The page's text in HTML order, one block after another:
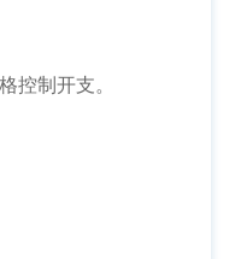
控制开支。